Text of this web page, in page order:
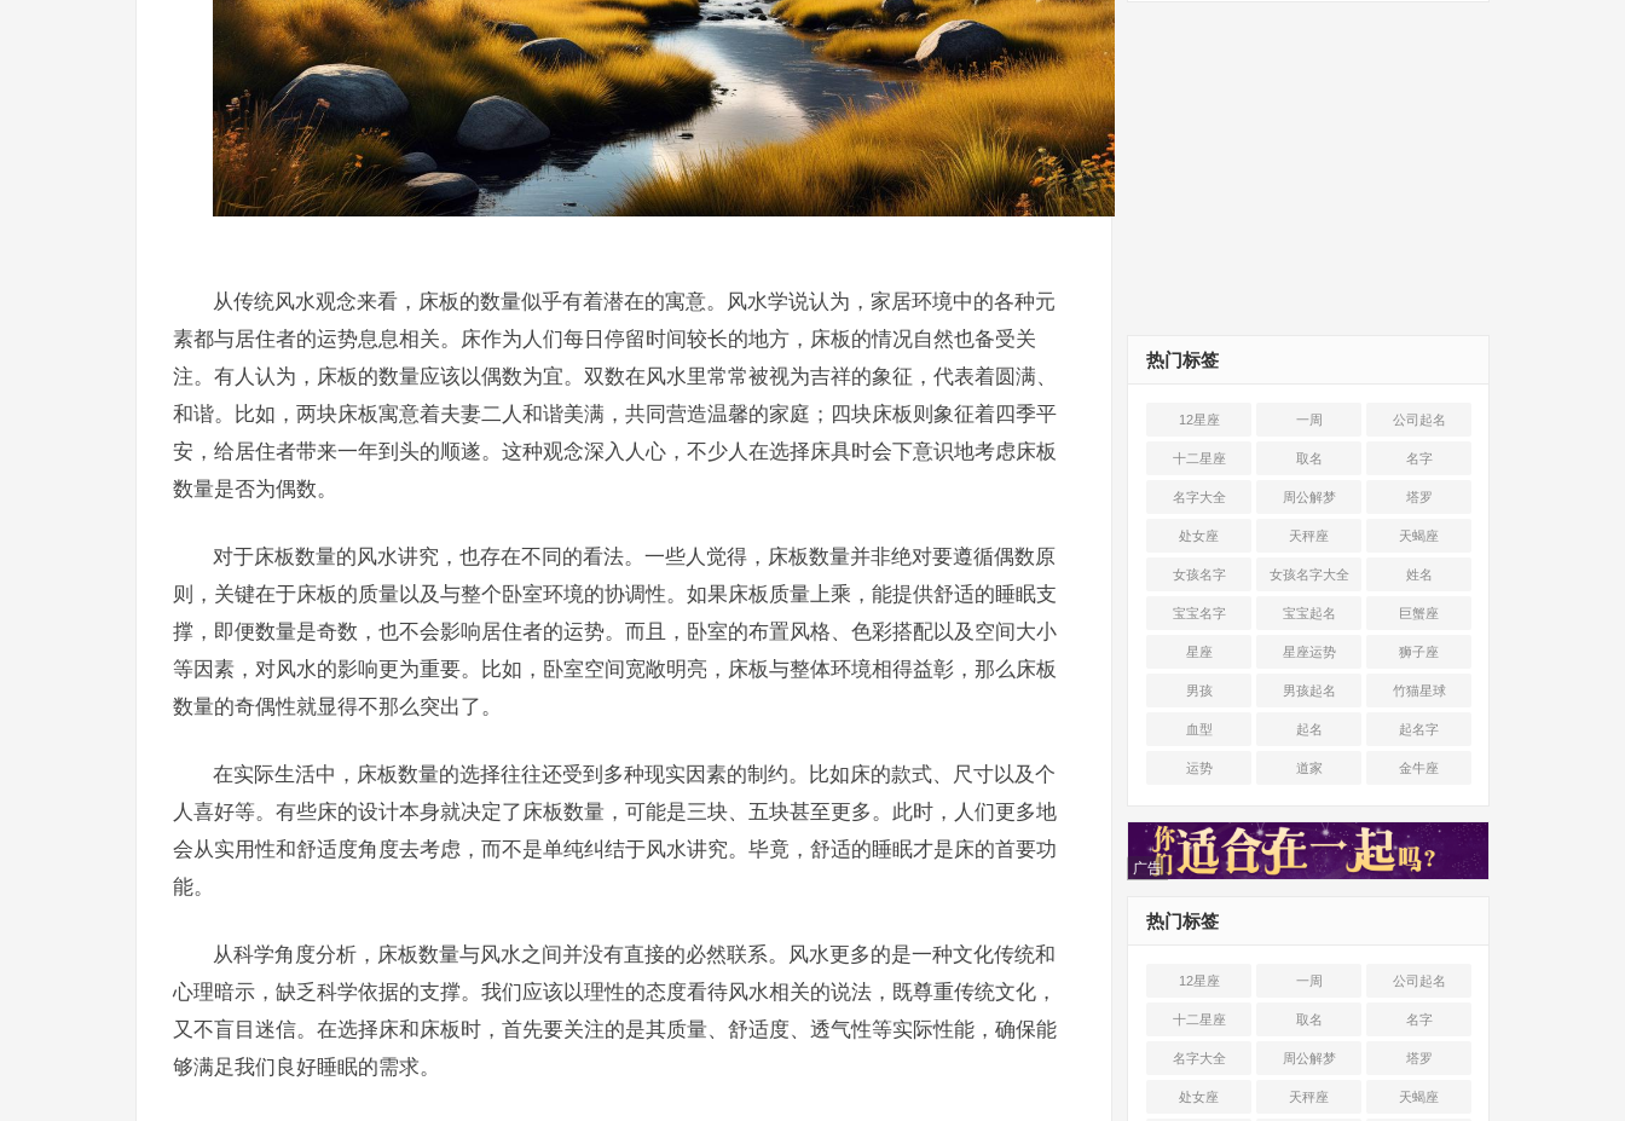
从传统风水观念来看，床板的数量似乎有着潜在的寓意。风水学说认为，家居环境中的各种元
素都与居住者的运势息息相关。床作为人们每日停留时间较长的地方，床板的情况自然也备受关
注。有人认为，床板的数量应该以偶数为宜。双数在风水里常常被视为吉祥的象征，代表着圆满、
和谐。比如，两块床板寓意着夫妻二人和谐美满，共同营造温馨的家庭；四块床板则象征着四季平
安，给居住者带来一年到头的顺遂。这种观念深入人心，不少人在选择床具时会下意识地考虑床板
数量是否为偶数。
对于床板数量的风水讲究，也存在不同的看法。一些人觉得，床板数量并非绝对要遵循偶数原
则，关键在于床板的质量以及与整个卧室环境的协调性。如果床板质量上乘，能提供舒适的睡眠支
撑，即便数量是奇数，也不会影响居住者的运势。而且，卧室的布置风格、色彩搭配以及空间大小
等因素，对风水的影响更为重要。比如，卧室空间宽敞明亮，床板与整体环境相得益彰，那么床板
数量的奇偶性就显得不那么突出了。
在实际生活中，床板数量的选择往往还受到多种现实因素的制约。比如床的款式、尺寸以及个
人喜好等。有些床的设计本身就决定了床板数量，可能是三块、五块甚至更多。此时，人们更多地
会从实用性和舒适度角度去考虑，而不是单纯纠结于风水讲究。毕竟，舒适的睡眠才是床的首要功
能。
从科学角度分析，床板数量与风水之间并没有直接的必然联系。风水更多的是一种文化传统和
心理暗示，缺乏科学依据的支撑。我们应该以理性的态度看待风水相关的说法，既尊重传统文化，
又不盲目迷信。在选择床和床板时，首先要关注的是其质量、舒适度、透气性等实际性能，确保能
够满足我们良好睡眠的需求。
热门标签
12星座 一周 公司起名
十二星座 取名 名字
名字大全 周公解梦 塔罗
处女座 天秤座 天蝎座
女孩名字 女孩名字大全 姓名
宝宝名字 宝宝起名 巨蟹座
星座 星座运势 狮子座
男孩 男孩起名 竹猫星球
血型 起名 起名字
运势 道家 金牛座
广告
热门标签
12星座 一周 公司起名
十二星座 取名 名字
名字大全 周公解梦 塔罗
处女座 天秤座 天蝎座